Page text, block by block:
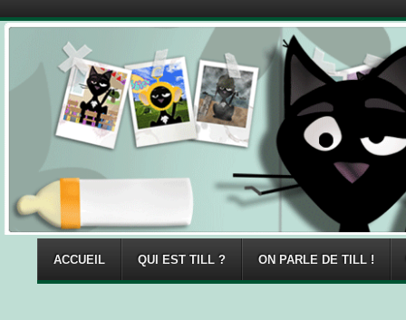
Menu
ACCUEIL
QUI EST TILL ? ON PARLE DE TILL !